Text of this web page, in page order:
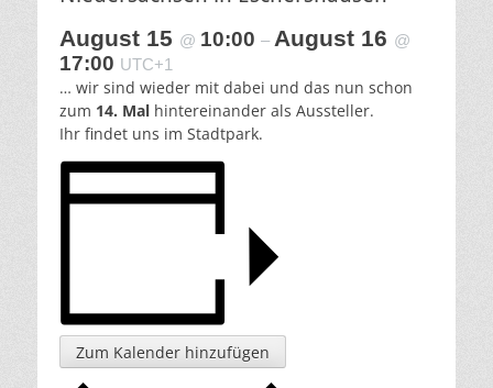
August 15 @ 10:00 – August 16 @
17:00 UTC+1
… wir sind wieder mit dabei und das nun schon
zum 14. Mal hintereinander als Aussteller.
Ihr findet uns im Stadtpark.
Zum Kalender hinzufügen